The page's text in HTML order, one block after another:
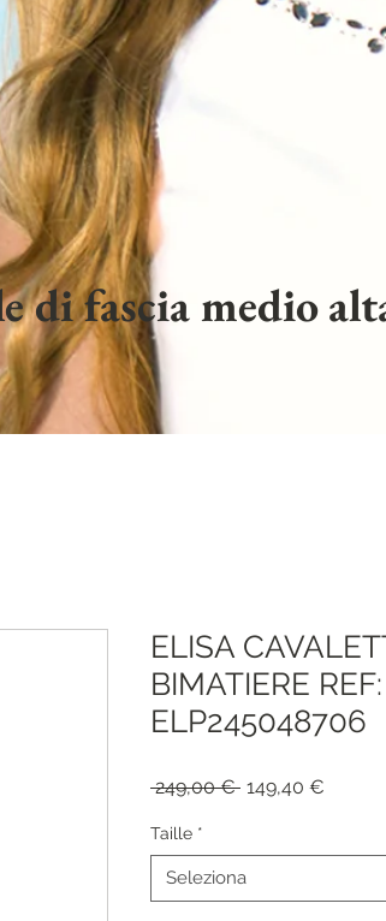
di fascia medio
ELISA
BIMATIERE REF:
ELP245048706
249,00 € Prezzo
149,40 €
Taille *
Seleziona